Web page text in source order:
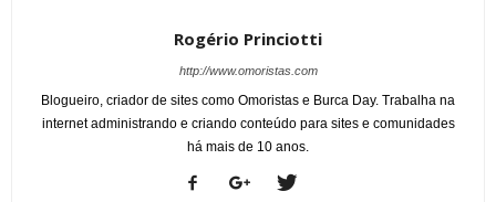
Rogério Princiotti
http://www.omoristas.com
Blogueiro, criador de sites como Omoristas e Burca Day. Trabalha na
internet administrando e criando conteúdo para sites e comunidades
há mais de 10 anos.